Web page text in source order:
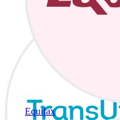
Equifax